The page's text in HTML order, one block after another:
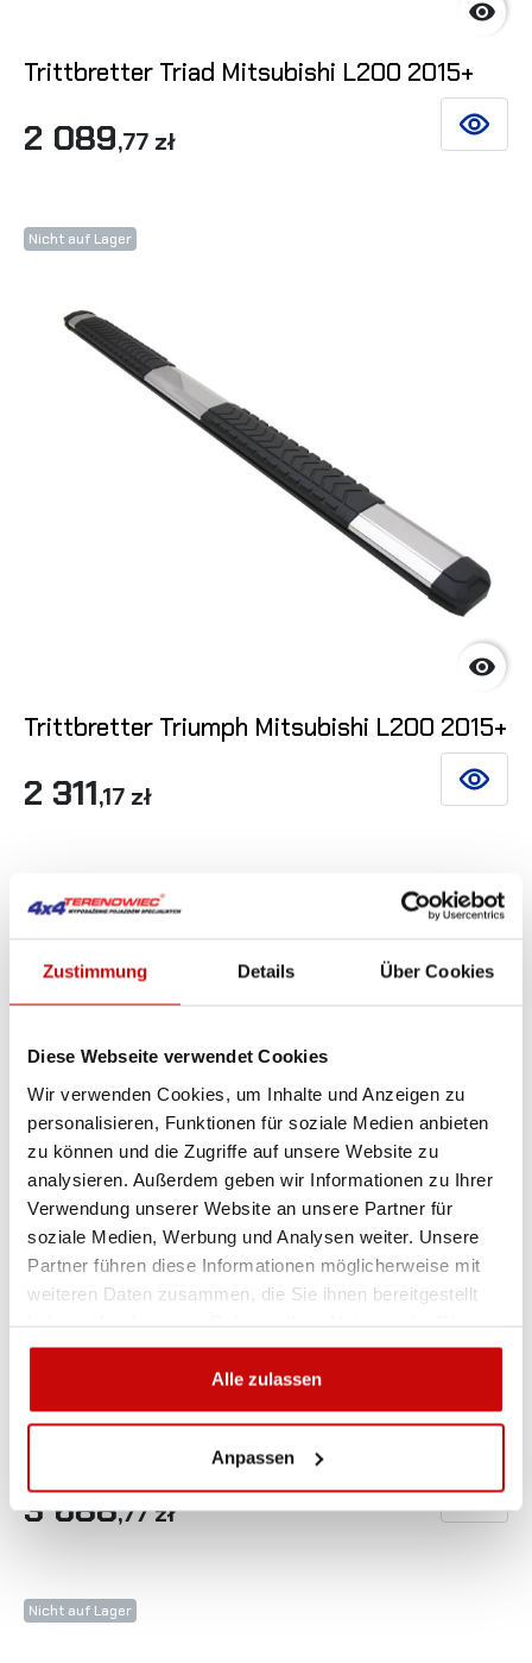
Zustimmung Details Über Cookies
Diese Webseite verwendet Cookies
Wir verwenden Cookies, um Inhalte und Anzeigen zu
personalisieren, Funktionen für soziale Medien anbieten
zu können und die Zugriffe auf unsere Website zu
analysieren. Außerdem geben wir Informationen zu Ihrer
Verwendung unserer Website an unsere Partner für
soziale Medien, Werbung und Analysen weiter. Unsere
Partner führen diese Informationen möglicherweise mit
weiteren Daten zusammen, die Sie ihnen bereitgestellt
gesammelt haben.
Alle zulassen
Anpassen

Trittbretter Triad Mitsubishi L200 2015+
2 089,77 zł SIEHE
Nicht auf Lager

Trittbretter Triumph Mitsubishi L200 2015+
2 311,17 zł SIEHE
Nicht auf Lager
Frontschutzbügel mit Querstange und Grill
Mitsubishi L200 2015+, Homologation,
Edelstahl, schwarz matt, 90mm Rohr, LED
3 688,77 zł SIEHE
Nicht auf Lager